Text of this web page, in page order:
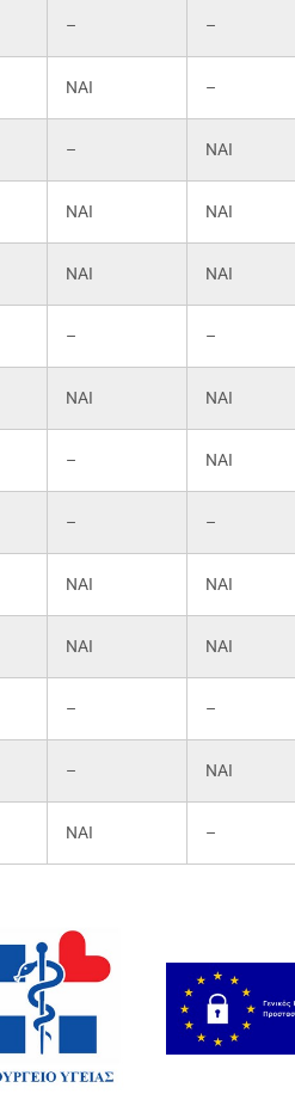
– –
ΝΑΙ –
– ΝΑΙ
ΝΑΙ ΝΑΙ
ΝΑΙ ΝΑΙ
– –
ΝΑΙ ΝΑΙ
– ΝΑΙ
– –
ΝΑΙ ΝΑΙ
ΝΑΙ ΝΑΙ
– –
– ΝΑΙ
ΝΑΙ –